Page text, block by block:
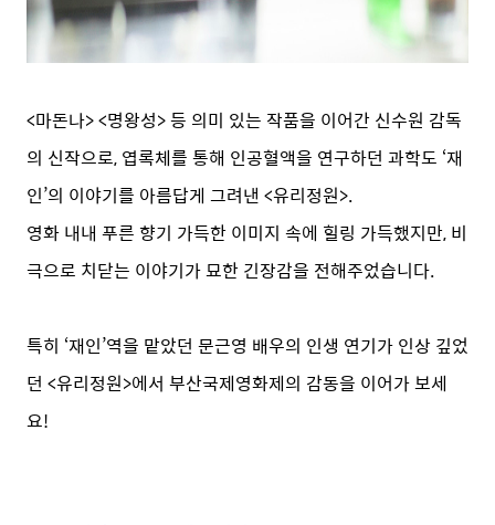
<마돈나> <명왕성> 등 의미 있는 작품을 이어간 신수원 감독
의 신작으로, 엽록체를 통해 인공혈액을 연구하던 과학도 ‘재
인’의 이야기를 아름답게 그려낸 <유리정원>.
영화 내내 푸른 향기 가득한 이미지 속에 힐링 가득했지만, 비
극으로 치닫는 이야기가 묘한 긴장감을 전해주었습니다.
특히 ‘재인’역을 맡았던 문근영 배우의 인생 연기가 인상 깊었
던 <유리정원>에서 부산국제영화제의 감동을 이어가 보세
요!